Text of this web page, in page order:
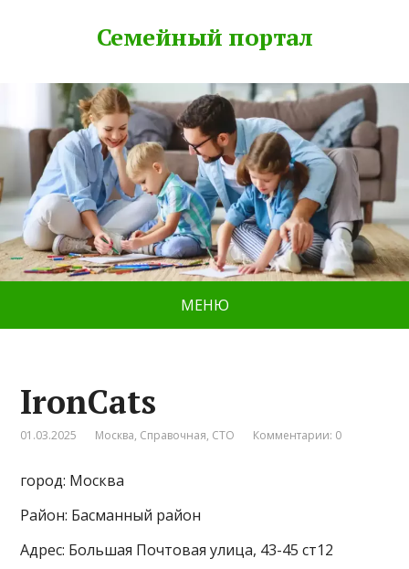
Семейный портал
МЕНЮ
IronCats
01.03.2025 Москва, Справочная, СТО Комментарии: 0
город: Москва
Район: Басманный район
Адрес: Большая Почтовая улица, 43-45 ст12